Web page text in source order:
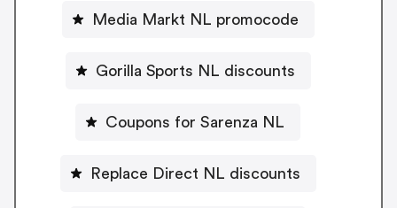
Media Markt NL promocode
Gorilla Sports NL discounts
Coupons for Sarenza NL
Replace Direct NL discounts